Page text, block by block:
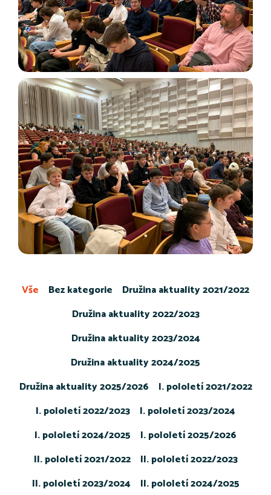
Bez kategorie
Družina aktuality 2021/2022
Družina aktuality 2022/2023
Družina aktuality 2023/2024
Družina aktuality 2024/2025
Družina aktuality 2025/2026
I. pololetí 2021/2022
I. pololetí 2022/2023
I. pololetí 2023/2024
I. pololetí 2024/2025
I. pololetí 2025/2026
II. pololetí 2021/2022
II. pololetí 2022/2023
II. pololetí 2023/2024
II. pololetí 2024/2025
Vše